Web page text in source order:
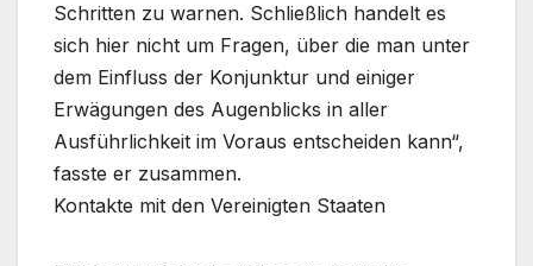
Schritten zu warnen. Schließlich handelt es
sich hier nicht um Fragen, über die man unter
dem Einfluss der Konjunktur und einiger
Erwägungen des Augenblicks in aller
Ausführlichkeit im Voraus entscheiden kann“,
fasste er zusammen.
Kontakte mit den Vereinigten Staaten